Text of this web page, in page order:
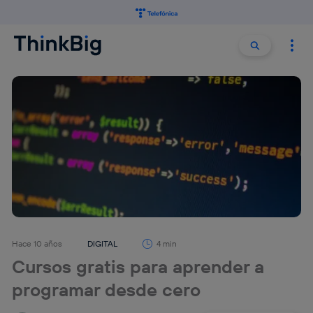
Buscar
Hace 10 años DIGITAL 4 min
Cursos gratis para aprender a
programar desde cero